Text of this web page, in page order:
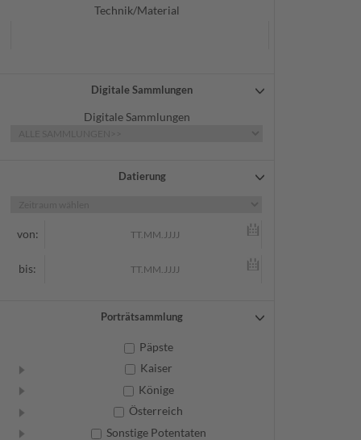
Technik/Material
Digitale Sammlungen
Digitale Sammlungen
Datierung
von:
bis:
Porträtsammlung
Päpste
Kaiser
Könige
Österreich
Sonstige Potentaten